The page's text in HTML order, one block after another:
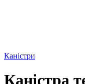
Каністри
Каністра